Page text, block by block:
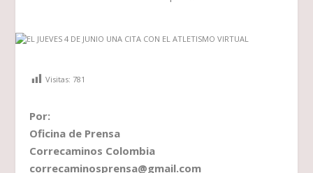
Visitas: 781
Por:
Oficina de Prensa
Correcaminos Colombia
correcaminosprensa@gmail.com